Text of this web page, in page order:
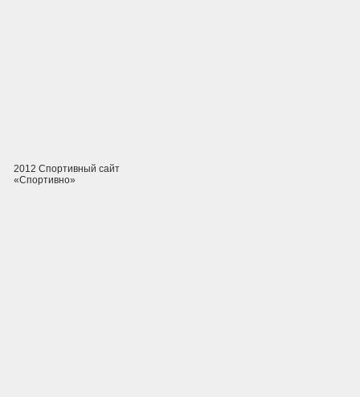
2012 Спортивный сайт
«Спортивно»